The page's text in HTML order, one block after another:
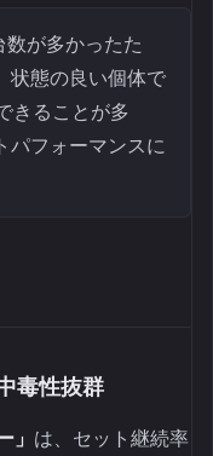
が多かったた
状態の良い個体で
きることが多
パフォーマンスに
毒性抜群
」 は、セット継続率